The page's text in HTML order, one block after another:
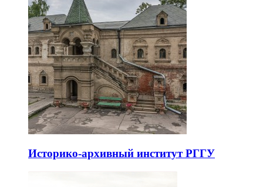
Историко-архивный институт РГГУ